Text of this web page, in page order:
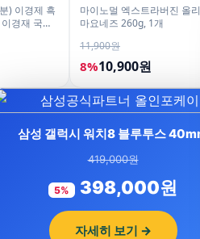
) 이경제 흑
경재 국내
마이노멀 엑스트라버진 올
마요네즈 260g, 1개
11,900원
8%10,900원
삼성 갤럭시 워치8 블루투스
419,000원
5% 398,000원
자세히 보기 →